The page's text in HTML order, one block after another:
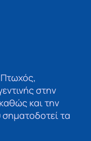
στην
και την
σηματοδοτεί τα